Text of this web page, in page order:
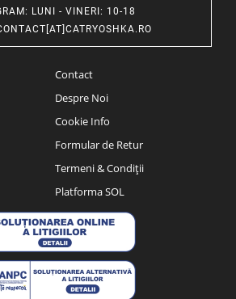
: LUNI - VINERI: 10-18
Contact
Despre Noi
Cookie Info
Formular de Retur
Termeni & Condiții
Platforma SOL